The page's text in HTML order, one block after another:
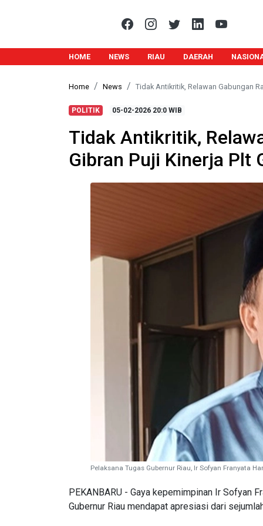
HOME NEWS RIAU DAERAH
Home News Tidak Antikritik, Relawan Gabungan
POLITIK 05-02-2026 20:0 WIB
Tidak Antikritik,
Gibran Puji Kinerja Plt
Pelaksana Tugas Gubernur Riau, Ir Sofyan Franyata
PEKANBARU - Gaya kepemimpinan Ir Sofyan
Gubernur Riau mendapat apresiasi dari